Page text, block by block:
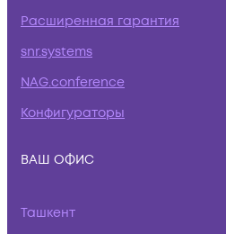
Расширенная гарантия
snr.systems
NAG.conference
Конфигураторы
ВАШ ОФИС
Ташкент